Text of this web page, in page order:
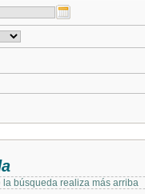
la búsqueda realiza más arriba